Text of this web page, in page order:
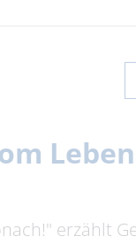
erzählt